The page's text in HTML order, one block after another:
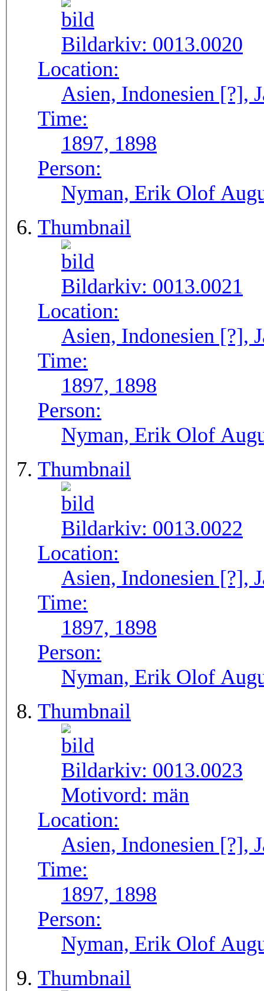
Bildarkiv: 0013.0020
Location:
Asien, Indonesien [?],
Time:
1897, 1898
Person:
Nyman, Erik Olof
Thumbnail
Bildarkiv: 0013.0021
Location:
Asien, Indonesien [?],
Time:
1897, 1898
Person:
Nyman, Erik Olof
Thumbnail
Bildarkiv: 0013.0022
Location:
Asien, Indonesien [?],
Time:
1897, 1898
Person:
Nyman, Erik Olof
Thumbnail
Bildarkiv: 0013.0023
Motivord: män
Location:
Asien, Indonesien [?],
Time:
1897, 1898
Person:
Nyman, Erik Olof
Thumbnail